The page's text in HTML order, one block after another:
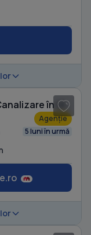
Casă individuală cu 8 camere cu Canalizare în Ultimul leu
Agenție
5 luni în urmă